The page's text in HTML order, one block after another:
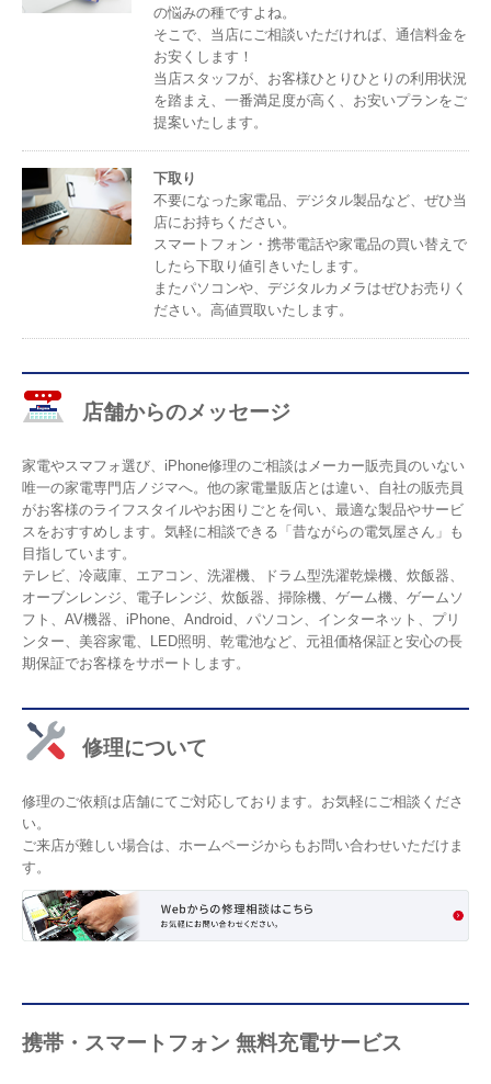
の悩みの種ですよね。
そこで、当店にご相談いただければ、通信料金を
お安くします！
当店スタッフが、お客様ひとりひとりの利用状況
を踏まえ、一番満足度が高く、お安いプランをご
提案いたします。
下取り
不要になった家電品、デジタル製品など、ぜひ当
店にお持ちください。
スマートフォン・携帯電話や家電品の買い替えで
したら下取り値引きいたします。
またパソコンや、デジタルカメラはぜひお売りく
ださい。高値買取いたします。
店舗からのメッセージ
家電やスマフォ選び、iPhone修理のご相談はメーカー販売員のいない
唯一の家電専門店ノジマへ。他の家電量販店とは違い、自社の販売員
がお客様のライフスタイルやお困りごとを伺い、最適な製品やサービ
スをおすすめします。気軽に相談できる「昔ながらの電気屋さん」も
目指しています。
テレビ、冷蔵庫、エアコン、洗濯機、ドラム型洗濯乾燥機、炊飯器、
オーブンレンジ、電子レンジ、炊飯器、掃除機、ゲーム機、ゲームソ
フト、AV機器、iPhone、Android、パソコン、インターネット、プリ
ンター、美容家電、LED照明、乾電池など、元祖価格保証と安心の長
期保証でお客様をサポートします。
修理について
修理のご依頼は店舗にてご対応しております。お気軽にご相談くださ
い。
ご来店が難しい場合は、ホームページからもお問い合わせいただけま
す。
携帯・スマートフォン 無料充電サービス